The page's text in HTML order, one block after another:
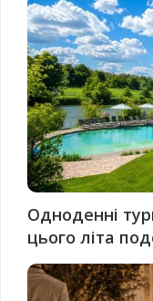
Одноденні
цього літа